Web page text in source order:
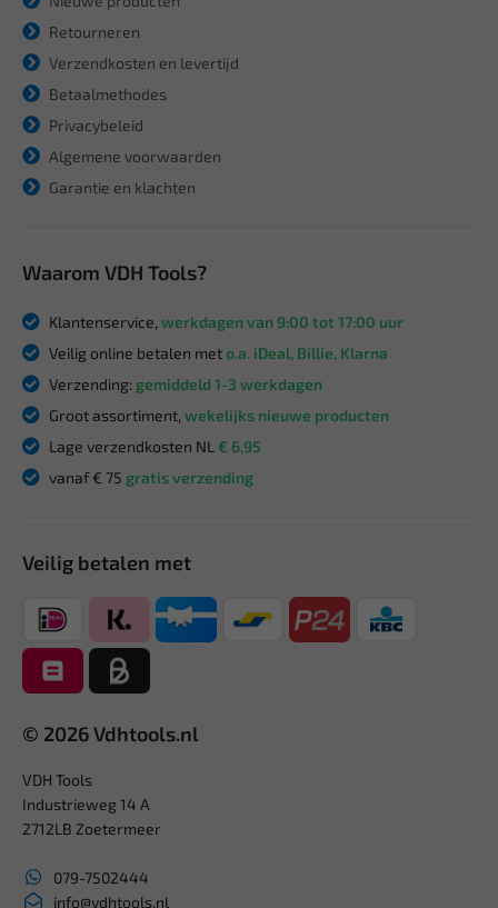
Retourneren
Verzendkosten en levertijd
Betaalmethodes
Privacybeleid
Algemene voorwaarden
Garantie en klachten
Waarom VDH Tools?
Klantenservice, werkdagen van 9:00 tot 17:00 uur
Veilig online betalen meto.a. iDeal, Billie, Klarna
Verzending: gemiddeld 1-3 werkdagen
Groot assortiment, wekelijks nieuwe producten
Lage verzendkosten NL € 6,95
vanaf € 75 gratis verzending
Veilig betalen met
© 2026 Vdhtools.nl
VDH Tools
Industrieweg 14 A
2712LB Zoetermeer
079-7502444
info@vdhtools.nl